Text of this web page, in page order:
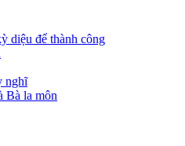
diệu để thành công
nghĩ
Bà la môn